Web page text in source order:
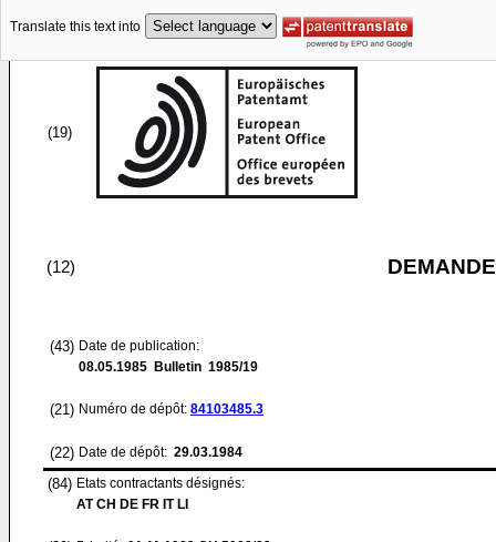
Translate this text into
(19)
(12)
(43) Date de publication:
08.05.1985 Bulletin 1985/19
(21) Numéro de dépôt: 84103485.3
(22) Date de dépôt: 29.03.1984
(84) Etats contractants désignés:
AT CH DE FR IT LI